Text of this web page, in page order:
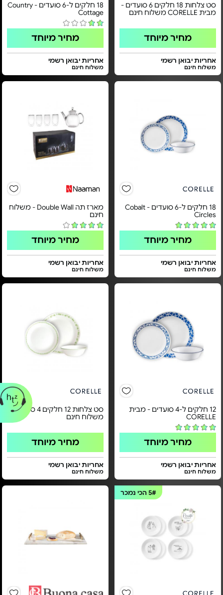
סט צלחות 18 חלקים 6 סועדים -
מבית CORELLE משלוח חינם
מחיר מיוחד
אחריות יבואן רשמי
משלוח חינם
18 חלקים ל-6 סועדים - Country
Cottage
מחיר מיוחד
אחריות יבואן רשמי
משלוח חינם
18 חלקים ל-6 סועדים - Cobalt
Circles
מחיר מיוחד
אחריות יבואן רשמי
משלוח חינם
מארז תה Double Wall - משלוח
חינם
מחיר מיוחד
אחריות יבואן רשמי
משלוח חינם
12 חלקים ל-4 סועדים - מבית
CORELLE
מחיר מיוחד
אחריות יבואן רשמי
משלוח חינם
סט צלחות 12 חלקים 4 סועדים -
משלוח חינם
מחיר מיוחד
אחריות יבואן רשמי
משלוח חינם
5#הכי נמכר